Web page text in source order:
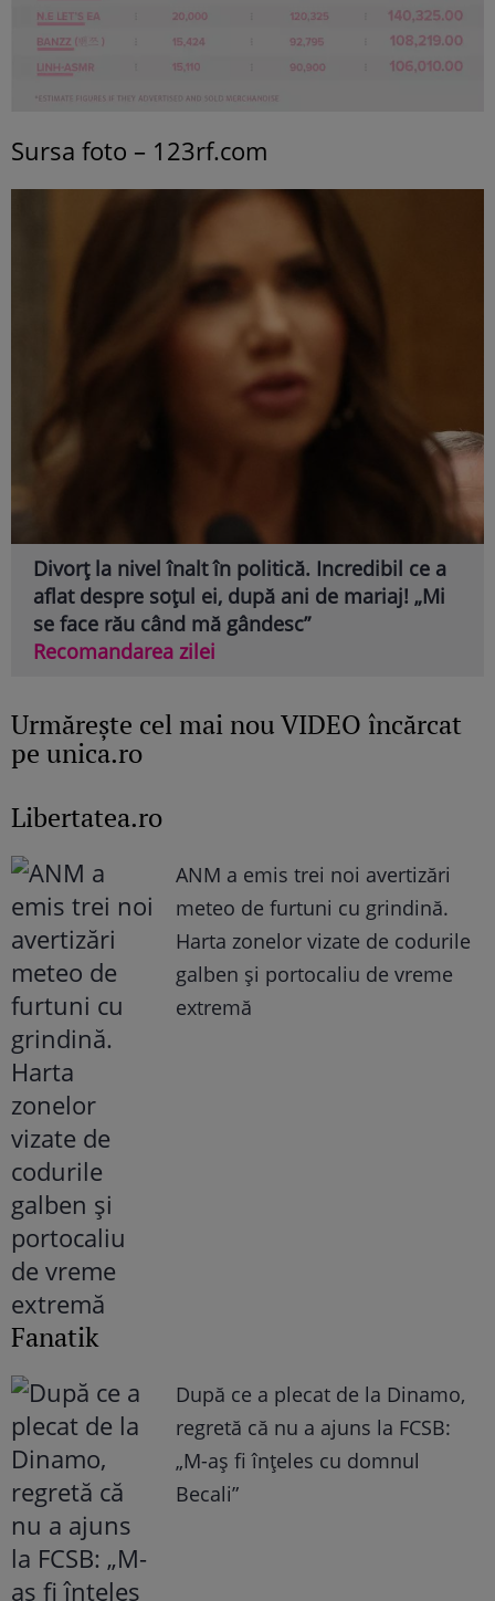
Sursa foto – 123rf.com
Divorț la nivel înalt în politică. Incredibil ce a
aflat despre soțul ei, după ani de mariaj! „Mi
se face rău când mă gândesc”
Recomandarea zilei
Urmăreşte cel mai nou VIDEO încărcat
pe unica.ro
Libertatea.ro
ANM a emis trei noi avertizări
meteo de furtuni cu grindină.
Harta zonelor vizate de codurile
galben și portocaliu de vreme
extremă
Fanatik
După ce a plecat de la Dinamo,
regretă că nu a ajuns la FCSB:
„M-aș fi înțeles cu domnul
Becali”